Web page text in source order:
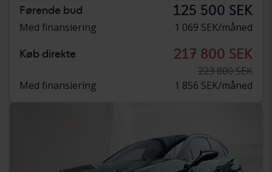
Førende bud 125 500 SEK
Med finansiering 1 069 SEK/måned
Køb direkte 217 800 SEK
223 800 SEK
Med finansiering
1 856 SEK/måned